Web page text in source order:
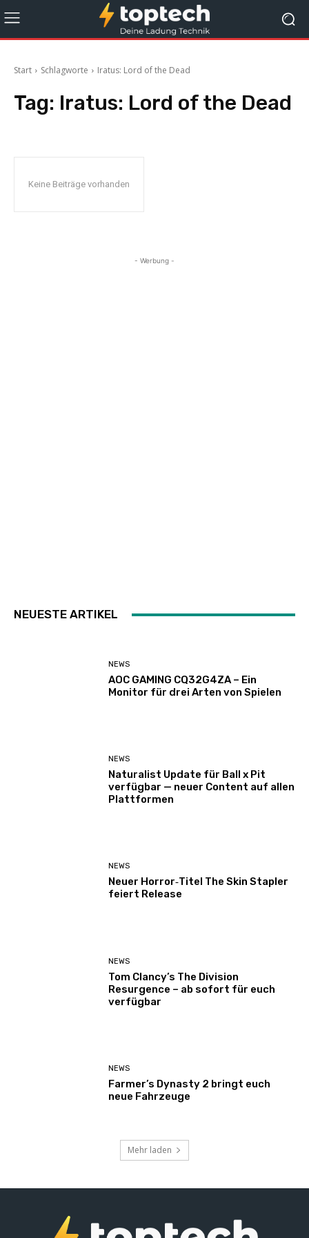
Start Schlagworte Iratus: Lord of the Dead
Tag: Iratus: Lord of the Dead
Keine Beiträge vorhanden
- Werbung -
NEUESTE ARTIKEL
NEWS
AOC GAMING CQ32G4ZA – Ein
Monitor für drei Arten von Spielen
NEWS
Naturalist Update für Ball x Pit
verfügbar — neuer Content auf allen
Plattformen
NEWS
Neuer Horror‑Titel The Skin Stapler
feiert Release
NEWS
Tom Clancy’s The Division
Resurgence – ab sofort für euch
verfügbar
NEWS
Farmer’s Dynasty 2 bringt euch
neue Fahrzeuge
Mehr laden